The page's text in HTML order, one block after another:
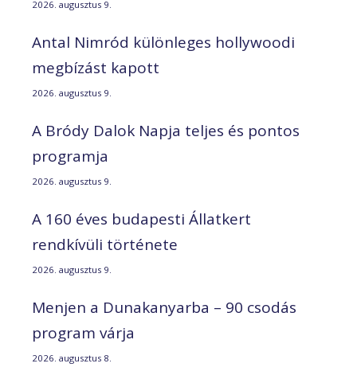
2026. augusztus 9.
Antal Nimród különleges hollywoodi
megbízást kapott
2026. augusztus 9.
A Bródy Dalok Napja teljes és pontos
programja
2026. augusztus 9.
A 160 éves budapesti Állatkert
rendkívüli története
2026. augusztus 9.
Menjen a Dunakanyarba – 90 csodás
program várja
2026. augusztus 8.